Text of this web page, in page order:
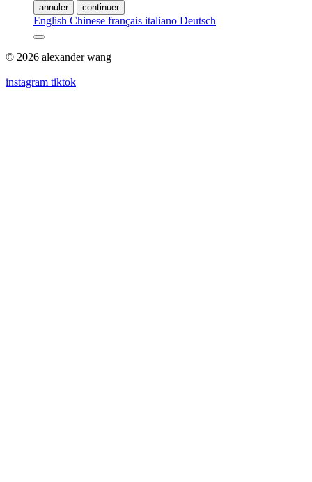
annuler continuer
English Chinese français italiano Deutsch
© 2026 alexander wang
instagram tiktok